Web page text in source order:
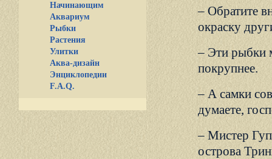
Начинающим
Аквариум
Рыбки
Растения
Улитки
Аква-дизайн
Энциклопедии
F.A.Q.
– Обратите
окраску
– Эти рыбки
покрупнее.
– А самки
думаете,
– Мистер
острова